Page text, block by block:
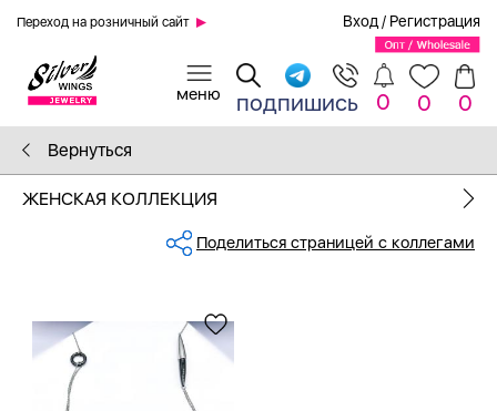
Переход на розничный сайт Вход / Регистрация
подпишись 0 0 0
Вернуться
ЖЕНСКАЯ КОЛЛЕКЦИЯ
Поделиться страницей с коллегами